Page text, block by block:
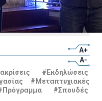
A+
A-
#Εκδηλώσεις
#Μεταπτυχιακές
#Σπουδές